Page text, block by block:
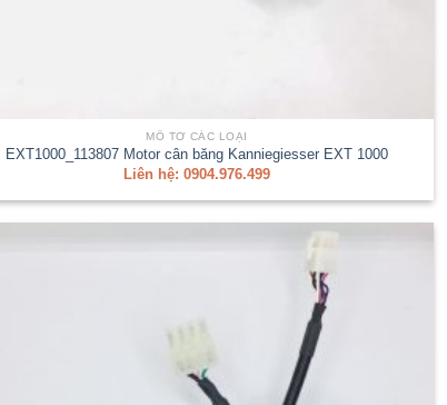
MÔ TƠ CÁC LOẠI
EXT1000_113807 Motor cân băng Kanniegiesser EXT 1000
Liên hệ: 0904.976.499